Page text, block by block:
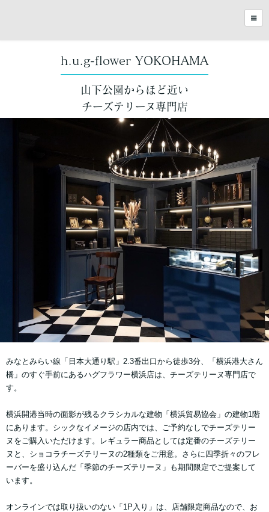
h.u.g-flower YOKOHAMA
山下公園からほど近い
チーズテリーヌ専門店
みなとみらい線「日本大通り駅」2.3番出口から徒歩3分、「横浜港大さん
橋」のすぐ手前にあるハグフラワー横浜店は、チーズテリーヌ専門店で
す。
横浜開港当時の面影が残るクラシカルな建物「横浜貿易協会」の建物1階
にあります。シックなイメージの店内では、ご予約なしでチーズテリー
ヌをご購入いただけます。レギュラー商品としては定番のチーズテリー
ヌと、ショコラチーズテリーヌの2種類をご用意。さらに四季折々のフレ
ーバーを盛り込んだ「季節のチーズテリーヌ」も期間限定でご提案して
います。
オンラインでは取り扱いのない「1P入り」は、店舗限定商品なので、お